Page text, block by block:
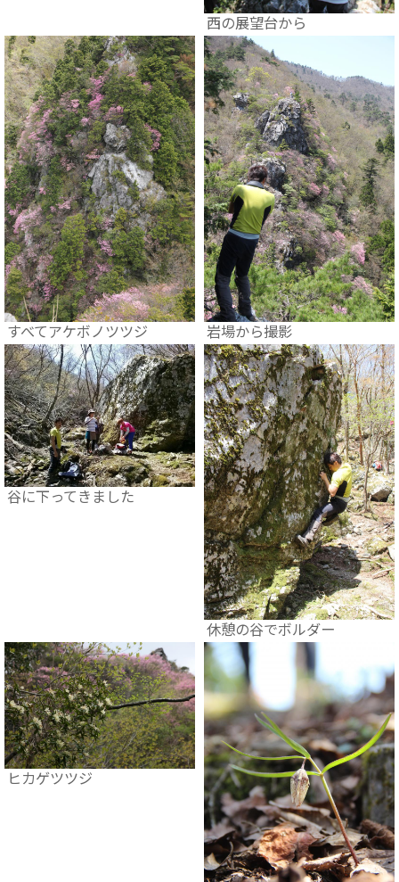
西の展望台から
すべてアケボノツツジ 岩場から撮影
谷に下ってきました
休憩の谷でボルダー
ヒカゲツツジ